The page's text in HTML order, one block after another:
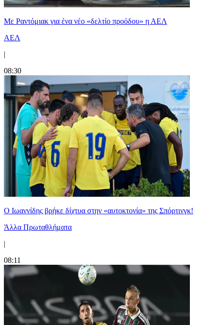
Με Ραντόμιακ για ένα νέο «δελτίο προόδου» η ΑΕΛ
ΑΕΛ
|
08:30
Ο Ιωαννίδης βρήκε δίχτυα στην «αυτοκτονία» της Σπόρτινγκ!
Άλλα Πρωταθλήματα
|
08:11